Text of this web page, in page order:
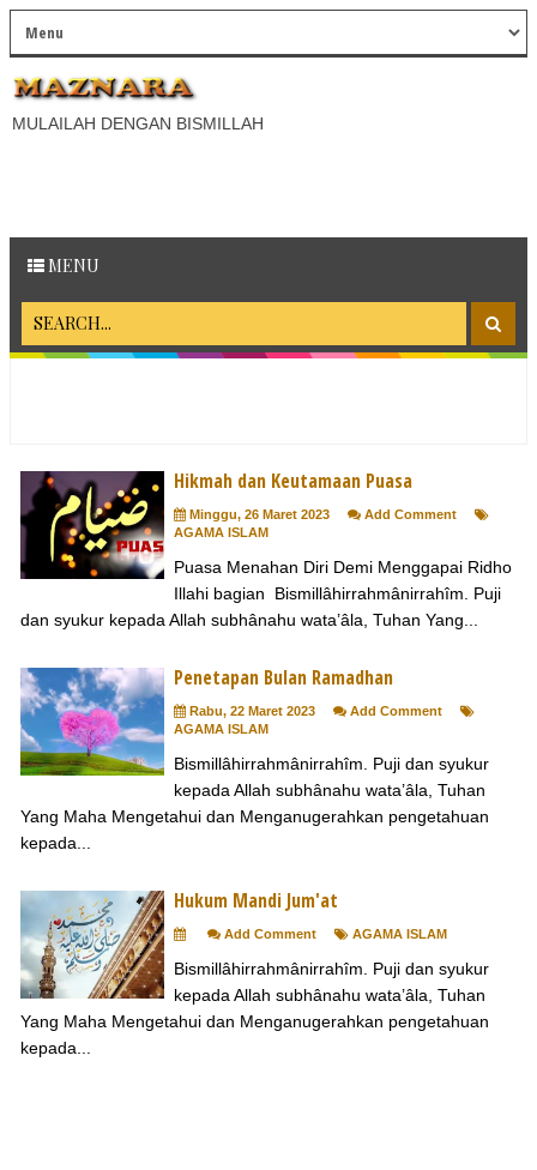
MULAILAH DENGAN BISMILLAH
MENU
Hikmah dan Keutamaan Puasa
Minggu, 26 Maret 2023
Add Comment
AGAMA ISLAM
Puasa Menahan Diri Demi Menggapai Ridho
Illahi bagian Bismillâhirrahmânirrahîm. Puji
dan syukur kepada Allah subhânahu wata’âla, Tuhan Yang...
Penetapan Bulan Ramadhan
Rabu, 22 Maret 2023
Add Comment
AGAMA ISLAM
Bismillâhirrahmânirrahîm. Puji dan syukur
kepada Allah subhânahu wata’âla, Tuhan
Yang Maha Mengetahui dan Menganugerahkan pengetahuan
kepada...
Hukum Mandi Jum'at
Add Comment AGAMA ISLAM
Bismillâhirrahmânirrahîm. Puji dan syukur
kepada Allah subhânahu wata’âla, Tuhan
Yang Maha Mengetahui dan Menganugerahkan pengetahuan
kepada...